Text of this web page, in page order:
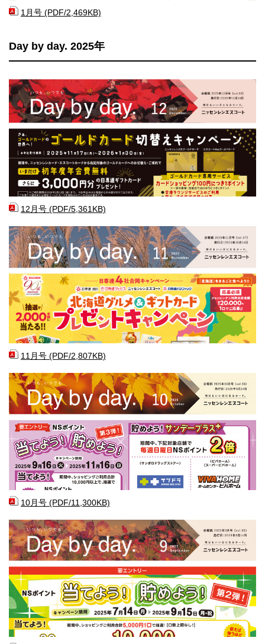
1月号 (PDF/2,469KB)
Day by day. 2025年
12月号 (PDF/5,361KB)
11月号 (PDF/2,807KB)
10月号 (PDF/11,300KB)